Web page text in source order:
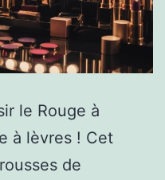
le Rouge à
à lèvres ! Cet
de